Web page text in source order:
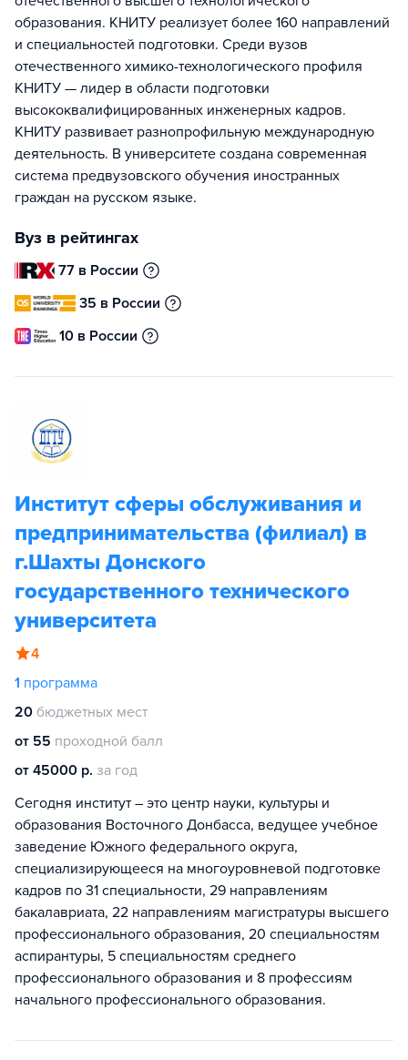
образования. КНИТУ реализует более 160 направлений
и специальностей подготовки. Среди вузов
отечественного химико-технологического профиля
КНИТУ — лидер в области подготовки
высококвалифицированных инженерных кадров.
КНИТУ развивает разнопрофильную международную
деятельность. В университете создана современная
система предвузовского обучения иностранных
граждан на русском языке.
Вуз в рейтингах
77 в России
35 в России
10 в России
Институт сферы обслуживания и
предпринимательства (филиал) в
г.Шахты Донского
государственного технического
университета
4
1 программа
20 бюджетных мест
от 55 проходной балл
от 45000 р. за год
Сегодня институт – это центр науки, культуры и
образования Восточного Донбасса, ведущее учебное
заведение Южного федерального округа,
специализирующееся на многоуровневой подготовке
кадров по 31 специальности, 29 направлениям
бакалавриата, 22 направлениям магистратуры высшего
профессионального образования, 20 специальностям
аспирантуры, 5 специальностям среднего
профессионального образования и 8 профессиям
начального профессионального образования.